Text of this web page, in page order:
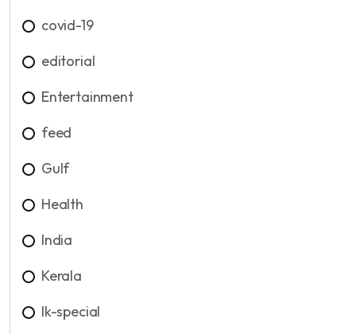
covid-19
editorial
Entertainment
feed
Gulf
Health
India
Kerala
lk-special